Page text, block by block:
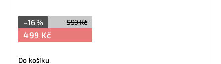
599 Kč
–16 %
499 Kč
Do košíku